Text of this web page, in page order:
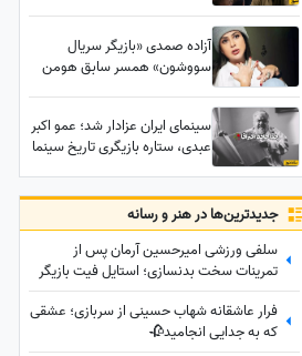
بهنوش طباطبایی، محسن کیایی،
بهاره رهنما و... در مراسم تشییع
مرد خنده‌های ایران
آزاده صمدی «بازیگر سریال
سووشون» همسر سابق هومن
سیدی کمک کردم! هیچوقت
آرزوم مادر شدن نبود خودخواهم
همینه که هست!
سینمای ایران عزادار شد؛ عمو اکبر
عبدی، ستاره بازیگری تاریخ سینما
جدید‌ترین‌ها در هنر و رسانه
سلفی ورزشی امیرحسین آرمان پس از
تمرینات سخت بدنسازی؛ استایل فیت بازیگر
محبوب در باشگاه
فرار عاشقانه شهاب حسینی از سربازی؛ عشقی
که به جدایی انجامید🥀